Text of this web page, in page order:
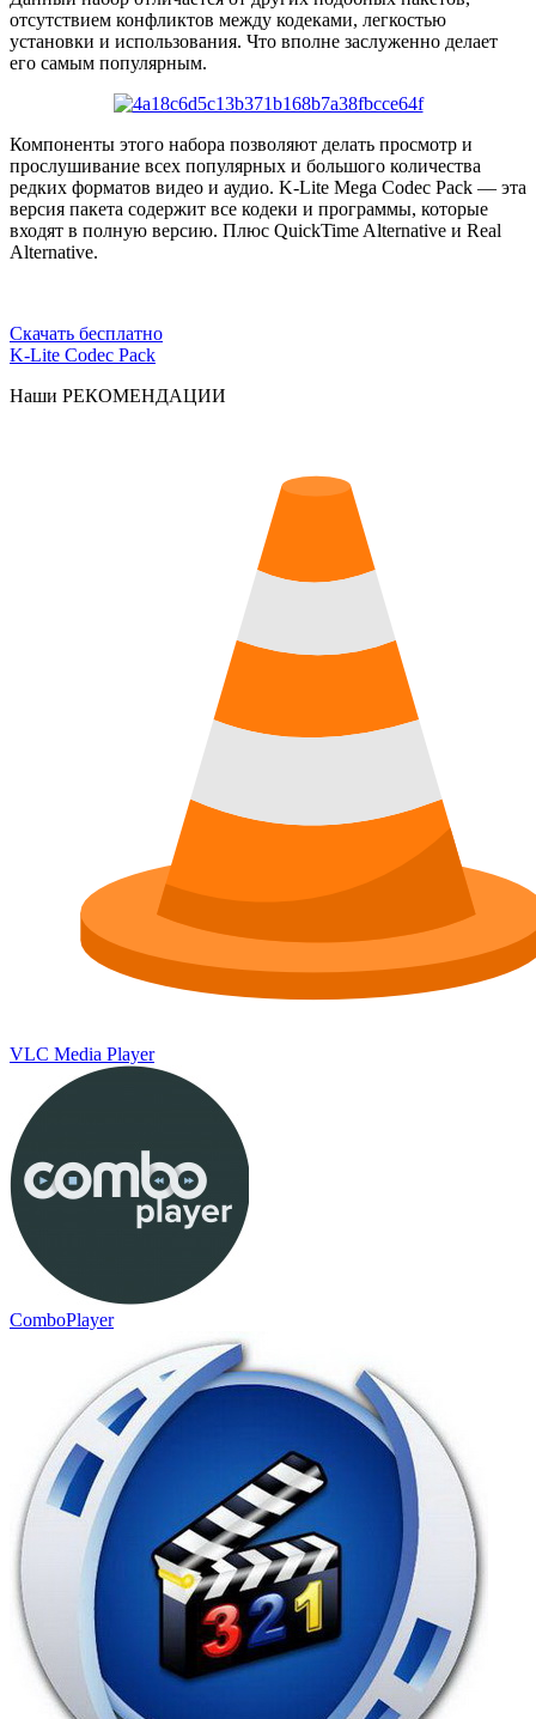
отсутствием конфликтов между кодеками, легкостью
установки и использования. Что вполне заслуженно делает
его самым популярным.
Компоненты этого набора позволяют делать просмотр и
прослушивание всех популярных и большого количества
редких форматов видео и аудио. K-Lite Mega Codec Pack — эта
версия пакета содержит все кодеки и программы, которые
входят в полную версию. Плюс QuickTime Alternative и Real
Alternative.
Скачать бесплатно
K-Lite Codec Pack
Наши РЕКОМЕНДАЦИИ
VLC Media Player
ComboPlayer